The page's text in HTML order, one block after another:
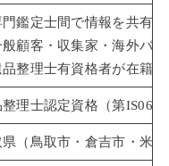
鑑定士間で情報を共有
顧客・収集家・海外バ
整理士有資格者が在籍
理士認定資格（第
（鳥取市・倉吉市・米